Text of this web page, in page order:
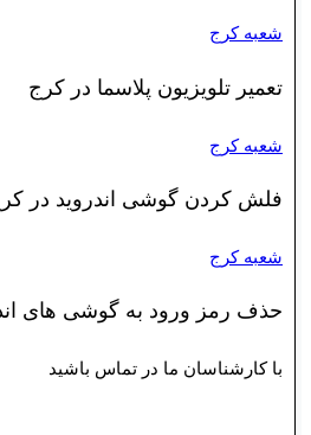
شعبه کرج
تعمیر تلویزیون پلاسما در کرج
شعبه کرج
فلش کردن گوشی اندروید در
شعبه کرج
حذف رمز ورود به گوشی های
با کارشناسان ما در تماس باشید